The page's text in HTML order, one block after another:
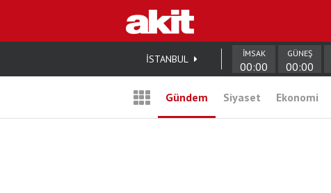
İSTANBUL İMSAK
00:00
GÜNEŞ
00:00
Gündem Siyaset Ekonomi